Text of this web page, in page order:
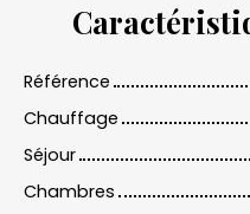
Référence
Chauffage
Séjour
Chambres